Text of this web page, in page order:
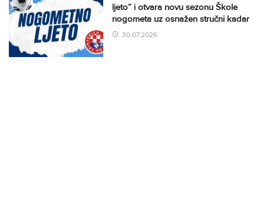
ljeto” i otvara novu sezonu Škole
nogometa uz osnažen stručni kadar
30.07.2026